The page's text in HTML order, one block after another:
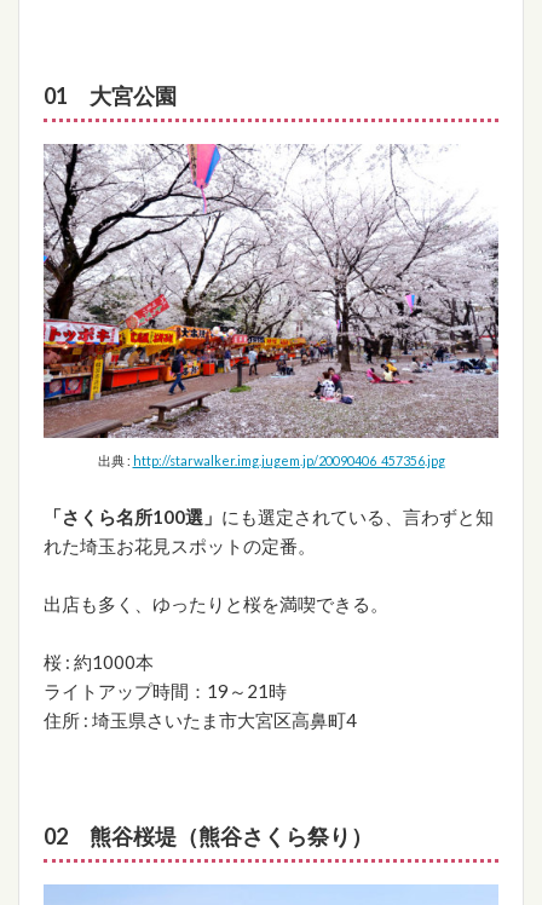
01 大宮公園
出典 : http://starwalker.img.jugem.jp/20090406_457356.jpg
「さくら名所100選」 にも選定されている、言わずと知
れた埼玉お花見スポットの定番。
出店も多く、ゆったりと桜を満喫できる。
桜 : 約1000本
ライトアップ時間：19～21時
住所 : 埼玉県さいたま市大宮区高鼻町4
02 熊谷桜堤（熊谷さくら祭り）